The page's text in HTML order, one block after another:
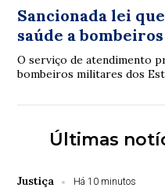
Sancionada lei
saúde a
O serviço de atendimento
bombeiros militares dos
Últimas
Justiça Há 10 minutos